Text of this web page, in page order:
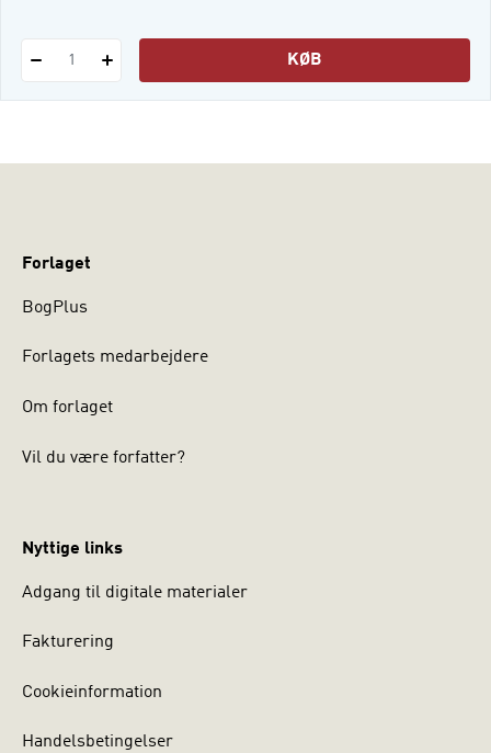
1 KØB
Forlaget
BogPlus
Forlagets medarbejdere
Om forlaget
Vil du være forfatter?
Nyttige links
Adgang til digitale materialer
Fakturering
Cookieinformation
Handelsbetingelser